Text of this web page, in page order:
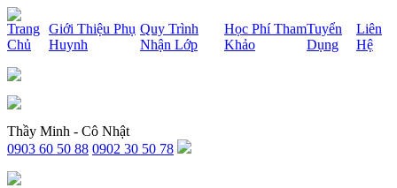
x
Trang
Chủ
Giới Thiệu Phụ
Huynh
Quy Trình
Nhận Lớp
Học Phí Tham
Khảo
Tuyển
Dụng
Liên
Hệ
Thầy Minh - Cô Nhật
0903 60 50 88 0902 30 50 78